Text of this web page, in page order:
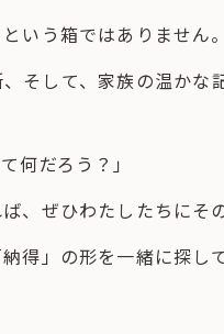
いう箱ではありません。
そして、家族の温かな
何だろう？」
、ぜひわたしたちにそ
得」の形を一緒に探し